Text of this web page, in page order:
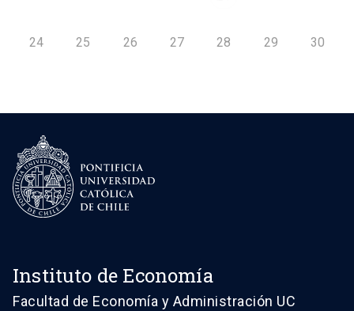
24 25 26 27 28 29 30
Instituto de Economía
Facultad de Economía y Administración UC